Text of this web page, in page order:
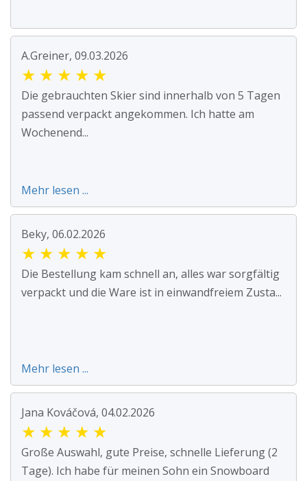
A.Greiner, 09.03.2026
★ ★ ★ ★ ★
Die gebrauchten Skier sind innerhalb von 5 Tagen
passend verpackt angekommen. Ich hatte am
Wochenend...
Mehr lesen ...
Beky, 06.02.2026
★ ★ ★ ★ ★
Die Bestellung kam schnell an, alles war sorgfältig
verpackt und die Ware ist in einwandfreiem Zusta...
Mehr lesen ...
Jana Kováčová, 04.02.2026
★ ★ ★ ★ ★
Große Auswahl, gute Preise, schnelle Lieferung (2
Tage). Ich habe für meinen Sohn ein Snowboard